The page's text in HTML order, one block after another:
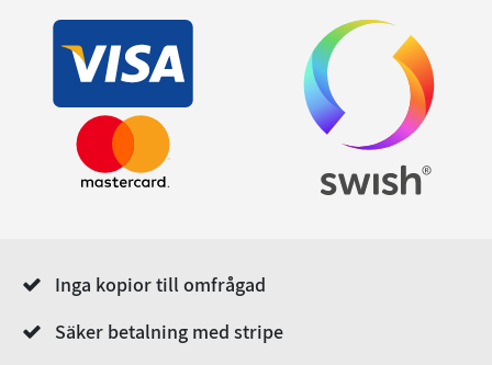
Inga kopior till omfrågad
Säker betalning med stripe